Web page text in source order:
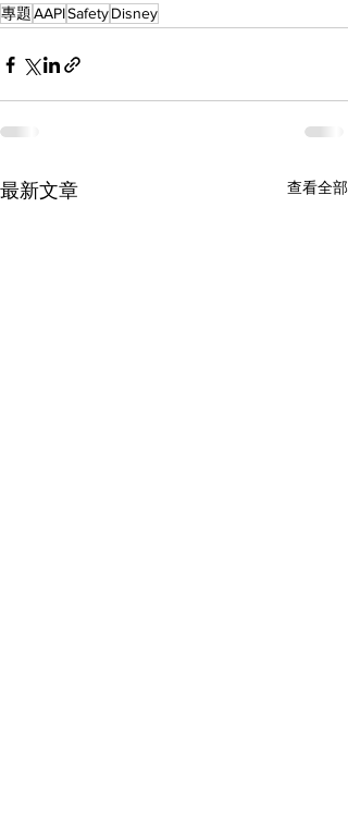
專題AAPISafetyDisney
最新文章 查看全部